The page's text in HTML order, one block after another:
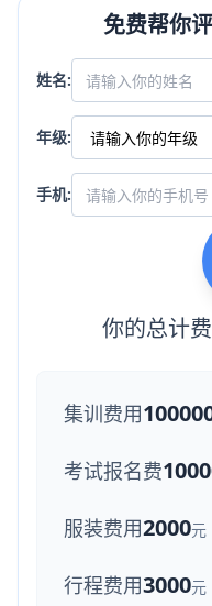
免费帮你
姓名:
年级:
手机:
你的总计
集训费用
考试报名费
服装费用2000元
行程费用3000元